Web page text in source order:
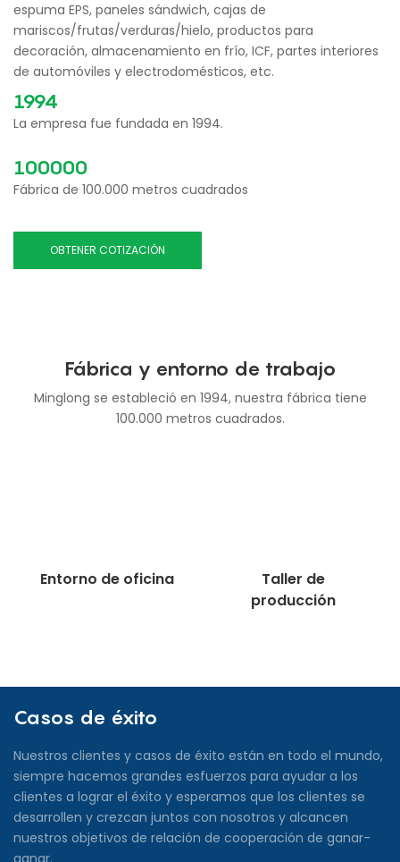
espuma EPS, paneles sándwich, cajas de
mariscos/frutas/verduras/hielo, productos para
decoración, almacenamiento en frío, ICF, partes interiores
de automóviles y electrodomésticos, etc.
1994
La empresa fue fundada en 1994.
100000
Fábrica de 100.000 metros cuadrados
OBTENER COTIZACIÓN
Fábrica y entorno de trabajo
Minglong se estableció en 1994, nuestra fábrica tiene
100.000 metros cuadrados.
Entorno de oficina
Taller de
producción
Casos de éxito
Nuestros clientes y casos de éxito están en todo el mundo,
siempre hacemos grandes esfuerzos para ayudar a los
clientes a lograr el éxito y esperamos que los clientes se
desarrollen y crezcan juntos con nosotros y alcancen
nuestros objetivos de relación de cooperación de ganar-